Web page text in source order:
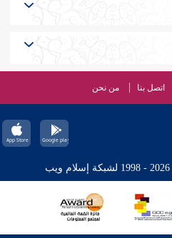
اتصل بنا من نحن